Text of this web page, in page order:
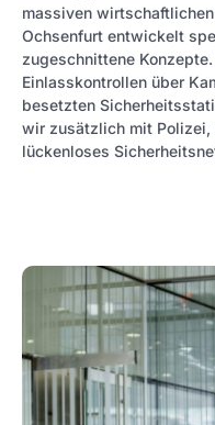
massiven
Ochsenfurt entwickelt
zugeschnittene
Einlasskontrollen über
besetzten
wir zusätzlich mit Polizei,
lückenloses